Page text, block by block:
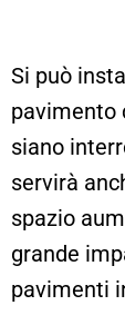
Si può
pavimento
siano
servirà
spazio
grande
pavimenti